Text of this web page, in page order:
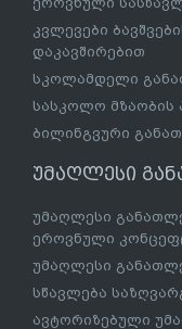
კვლევები
დაკავშირებით
სკოლამდელი
სასკოლო მზაობის
ბილინგვური
უმაღლესი
უმაღლესი
ეროვნული
უმაღლესი
სწავლება
ავტორიზებული